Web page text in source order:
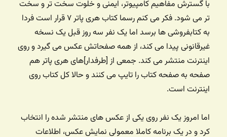
با گسترش مفاهیم کامپیوتر،‌ ایمنی و خلوت سخت تر و سخت
تر می شود. فکر می کنم رسما کتاب هری پاتر ۷ قرار است فردا
به کتابفروشی ها برسد اما یک نفر سه روز قبل یک نسخه
غیرقانونی پیدا می کند، از همه صفحاتش عکس می گیرد و روی
اینترنت منتشر می کند. جمعی از [طرفدار]های هری پاتر هم
صفحه به صفحه کتاب را تایپ می کنند و حالا کل کتاب روی
اینترنت است.
اما امروز یک نفر روی یکی از عکس های منتشر شده را انتخاب
کرد و در یک برنامه کاملا معمولی نمایش عکس، اطلاعات